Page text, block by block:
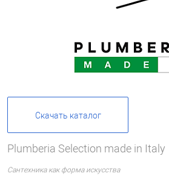
Скачать каталог
Plumberia Selection made in Italy
Cантехника как форма искусства